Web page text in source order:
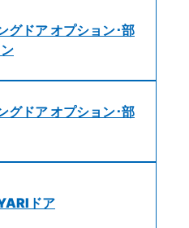
ドア オプション･部
ドア オプション･部
ドア